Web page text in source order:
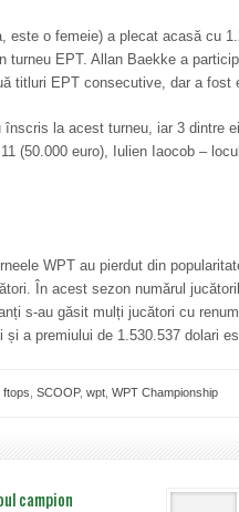
este o femeie) a plecat acasă cu
turneu EPT. Allan Baekke a
titluri EPT consecutive, dar a fost
înscris la acest turneu, iar 3 dintre
(50.000 euro), Iulien Iaocob –
WPT au pierdut din
În acest sezon numărul
s-au găsit mulți jucători cu
și a premiului de 1.530.537 dolari
ftops SCOOP, wpt WPT Championship
campion